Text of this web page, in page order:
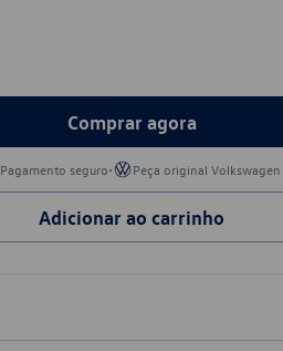
Comprar agora
Pagamento seguro• Peça original Volkswagen
Adicionar ao carrinho